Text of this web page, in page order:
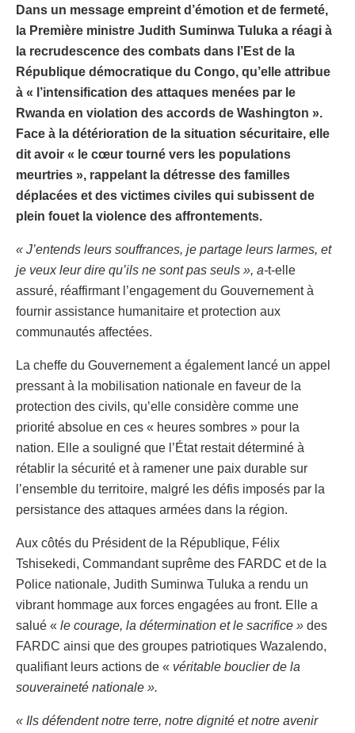
Dans un message empreint d’émotion et de fermeté,
la Première ministre Judith Suminwa Tuluka a réagi à
la recrudescence des combats dans l’Est de la
République démocratique du Congo, qu’elle attribue
à « l’intensification des attaques menées par le
Rwanda en violation des accords de Washington ».
Face à la détérioration de la situation sécuritaire, elle
dit avoir « le cœur tourné vers les populations
meurtries », rappelant la détresse des familles
déplacées et des victimes civiles qui subissent de
plein fouet la violence des affrontements.
« J’entends leurs souffrances, je partage leurs larmes, et
je veux leur dire qu’ils ne sont pas seuls », a-t-elle
assuré, réaffirmant l’engagement du Gouvernement à
fournir assistance humanitaire et protection aux
communautés affectées.
La cheffe du Gouvernement a également lancé un appel
pressant à la mobilisation nationale en faveur de la
protection des civils, qu’elle considère comme une
priorité absolue en ces « heures sombres » pour la
nation. Elle a souligné que l’État restait déterminé à
rétablir la sécurité et à ramener une paix durable sur
l’ensemble du territoire, malgré les défis imposés par la
persistance des attaques armées dans la région.
Aux côtés du Président de la République, Félix
Tshisekedi, Commandant suprême des FARDC et de la
Police nationale, Judith Suminwa Tuluka a rendu un
vibrant hommage aux forces engagées au front. Elle a
salué « le courage, la détermination et le sacrifice » des
FARDC ainsi que des groupes patriotiques Wazalendo,
qualifiant leurs actions de « véritable bouclier de la
souveraineté nationale ».
« Ils défendent notre terre, notre dignité et notre avenir